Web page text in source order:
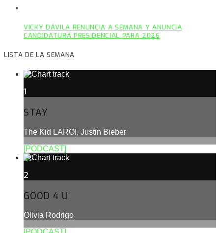
VICKY DÁVILA RENUNCIA A SEMANA Y ANUNCIA
CANDIDATURA PRESIDENCIAL PARA 2026
LISTA DE LA SEMANA
1
STAY
The Kid LAROI, Justin Bieber
[PODCAST]
2
GOOD 4 U
Olivia Rodrigo